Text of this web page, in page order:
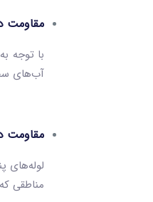
مقاومت
با توجه
آب‌های
مقاومت
لوله‌های
مناطقی